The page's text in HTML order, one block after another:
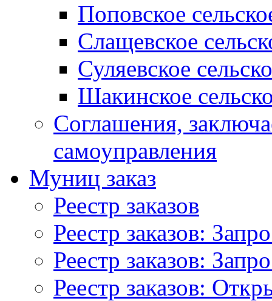
Поповское
Слащевское
Суляевское
Шакинское
Соглашения,
самоуправления
Муниц заказ
Реестр заказов
Реестр заказов:
Реестр заказов:
Реестр заказов: